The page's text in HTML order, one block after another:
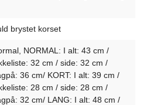
brystet korset
NORMAL: I alt: 43 cm /
32 cm / side: 32 cm /
36 cm/ KORT: I alt: 39 cm /
28 cm / side: 28 cm /
32 cm/ LANG: I alt: 48 cm /